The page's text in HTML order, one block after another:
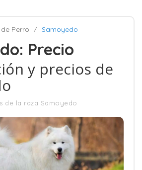
Perro Samoyedo
Precio
y precios de
de la raza Samoyedo